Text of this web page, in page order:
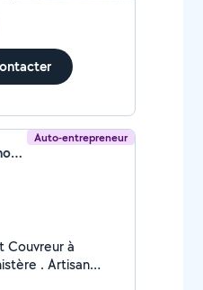
ou de
NB Je ne pas
le clients
Auto-entrepreneur
David Miquel (DM prorenov - Peintre - Couverture - Nettoyage)